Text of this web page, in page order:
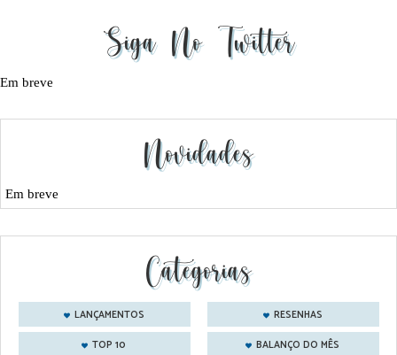
Siga No Twitter
Em breve
Novidades
Em breve
Categorias
LANÇAMENTOS
RESENHAS
TOP 10
BALANÇO DO MÊS